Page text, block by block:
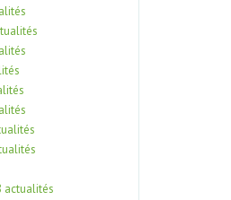
actualités